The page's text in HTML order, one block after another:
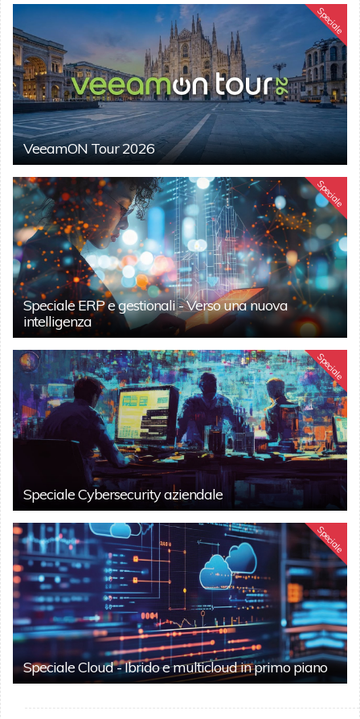
Speciale
VeeamON Tour 2026
Speciale
Speciale ERP e gestionali - Verso una nuova
intelligenza
Speciale
Speciale Cybersecurity aziendale
Speciale
Speciale Cloud - Ibrido e multicloud in primo piano